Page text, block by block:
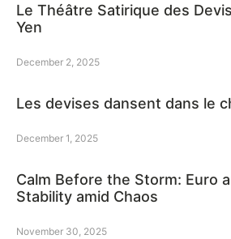
Le Théâtre Satirique des
Yen
December 2, 2025
Les devises dansent dans le
December 1, 2025
Calm Before the Storm: Euro
Stability amid Chaos
November 30, 2025